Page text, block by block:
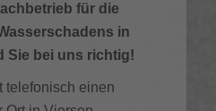
für die
in
Sie bei uns richtig!
telefonisch einen